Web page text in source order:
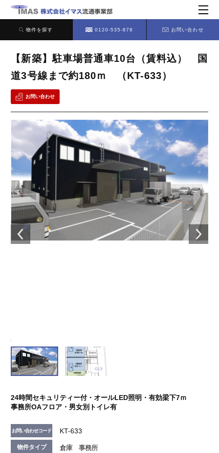
物件を探す 0120-535-878 お問い合わせ
【新築】駐車場普通車10台（賃料込） 国
道3号線まで約180ｍ （KT-633）
お問い合わせ
24時間セキュリティー付・オールLED照明・有効梁下7ｍ
事務所OAフロア・男女別トイレ有
お問い合わせコード KT-633
物件タイプ 倉庫 事務所